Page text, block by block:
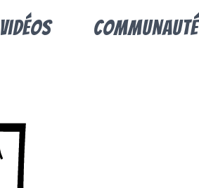
Vidéos Communauté